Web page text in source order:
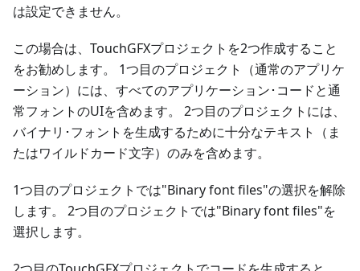
は設定できません。
この場合は、TouchGFXプロジェクトを2つ作成すること
をお勧めします。 1つ目のプロジェクト（通常のアプリケ
ーション）には、すべてのアプリケーション･コードと通
常フォントのUIを含めます。 2つ目のプロジェクトには、
バイナリ･フォントを生成するために十分なテキスト（ま
たはワイルドカード文字）のみを含めます。
1つ目のプロジェクトでは"Binary font files"の選択を解除
します。 2つ目のプロジェクトでは"Binary font files"を
選択します。